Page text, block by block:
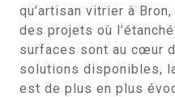
qu’artisan vitrier à
des projets où
surfaces sont au cœur
solutions disponibles,
est de plus en plus